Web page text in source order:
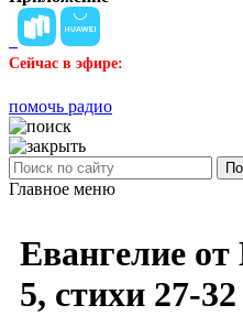
Сейчас в эфире:
помочь радио
Главное меню
Евангелие
5, стихи 27-32